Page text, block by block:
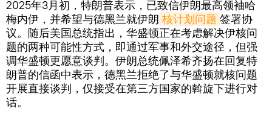
2025年3月初，特朗普表示，已致信伊朗最高领袖哈
梅内伊，并希望与德黑兰就伊朗 核计划问题 签署协
议。随后美国总统指出，华盛顿正在考虑解决伊核问
题的两种可能性方式，即通过军事和外交途径，但强
调华盛顿更愿意谈判。伊朗总统佩泽希齐扬在回复特
朗普的信函中表示，德黑兰拒绝了与华盛顿就核问题
开展直接谈判，仅接受在第三方国家的斡旋下进行对
话。